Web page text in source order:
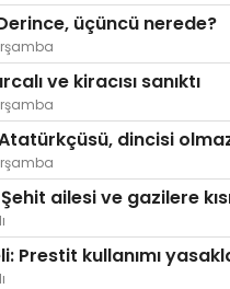
üçüncü nerede?
ve kiracısı sanıktı
Atatürkçüsü, dincisi
ailesi ve gazilere
Prestit kullanımı